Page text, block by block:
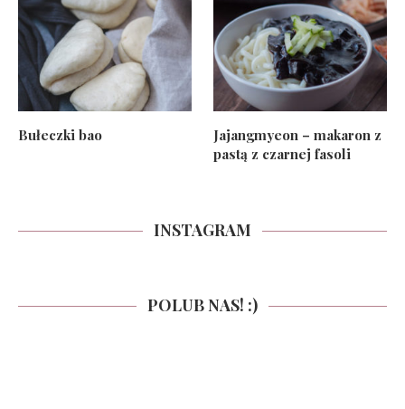
Bułeczki bao
Jajangmyeon – makaron z
pastą z czarnej fasoli
INSTAGRAM
POLUB NAS! :)